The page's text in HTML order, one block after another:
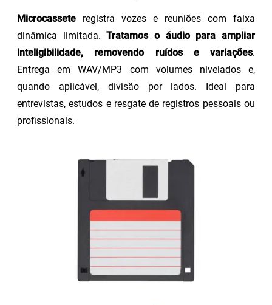
Microcassete registra vozes e reuniões com faixa
dinâmica limitada.Tratamos o áudio para ampliar
inteligibilidade, removendo ruídos e variações.
Entrega em WAV/MP3 com volumes nivelados e,
quando aplicável, divisão por lados. Ideal para
entrevistas, estudos e resgate de registros pessoais ou
profissionais.